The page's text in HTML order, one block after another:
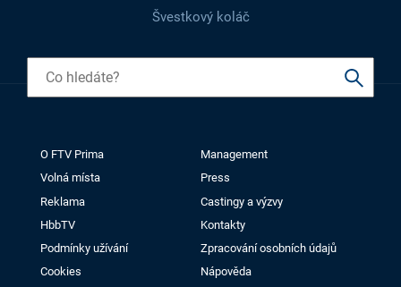
Švestkový koláč
O FTV Prima
Management
Volná místa
Press
Reklama
Castingy a výzvy
HbbTV
Kontakty
Podmínky užívání
Zpracování osobních údajů
Cookies
Nápověda